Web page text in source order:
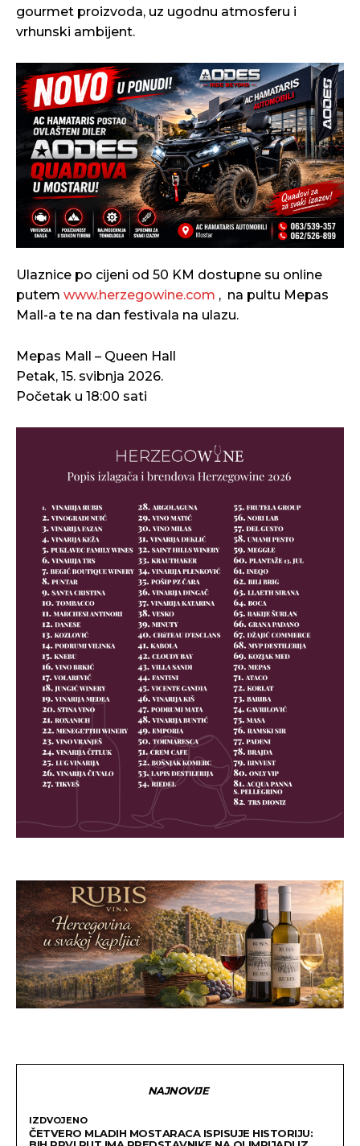
gourmet proizvoda, uz ugodnu atmosferu i
vrhunski ambijent.
Ulaznice po cijeni od 50 KM dostupne su online
putem www.herzegowine.com , na pultu Mepas
Mall-a te na dan festivala na ulazu.
Mepas Mall – Queen Hall
Petak, 15. svibnja 2026.
Početak u 18:00 sati
NAJNOVIJE
IZDVOJENO
ČETVERO MLADIH MOSTARACA ISPISUJE HISTORIJU: